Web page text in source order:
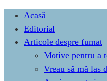
Skip
content
Acasă
Editorial
Articole despre fumat
Motive pentru a
Vreau să mă las